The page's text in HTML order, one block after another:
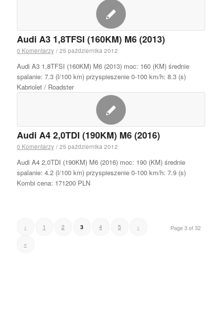
Audi A3 1,8TFSI (160KM) M6 (2013)
0 Komentarzy / 25 października 2012
Audi A3 1,8TFSI (160KM) M6 (2013) moc: 160 (KM) średnie
spalanie: 7.3 (l/100 km) przyspieszenie 0-100 km/h: 8.3 (s)
Kabriolet / Roadster
Audi A4 2,0TDI (190KM) M6 (2016)
0 Komentarzy / 25 października 2012
Audi A4 2,0TDI (190KM) M6 (2016) moc: 190 (KM) średnie
spalanie: 4.2 (l/100 km) przyspieszenie 0-100 km/h: 7.9 (s)
Kombi cena: 171200 PLN
Page 3 of 32
‹ 1 2 3 4 5 ›
»